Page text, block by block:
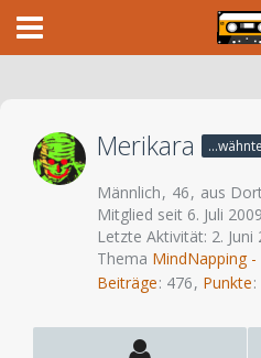
Merikara
Männlich 46
aus
Mitglied seit 6. Juli 2009
Letzte Aktivität: 2. Juni
Thema MindNapping -
Beiträge 476 Punkte